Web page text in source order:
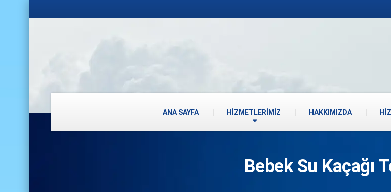
ANA SAYFA HİZMETLERİMİZ HAKKIMIZDA
Bebek Su Kaçağı